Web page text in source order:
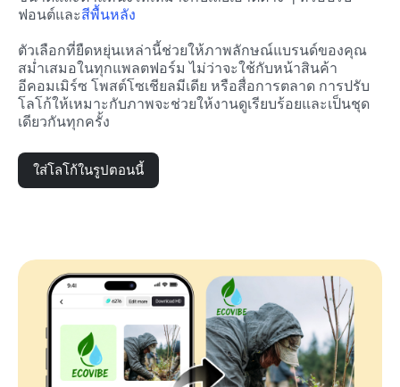
ฟอนต์และสีพื้นหลัง
ตัวเลือกที่ยืดหยุ่นเหล่านี้ช่วยให้ภาพลักษณ์แบรนด์ของคุณ
สม่ำเสมอในทุกแพลตฟอร์ม ไม่ว่าจะใช้กับหน้าสินค้า
อีคอมเมิร์ซ โพสต์โซเชียลมีเดีย หรือสื่อการตลาด การปรับ
โลโก้ให้เหมาะกับภาพจะช่วยให้งานดูเรียบร้อยและเป็นชุด
เดียวกันทุกครั้ง
ใส่โลโก้ในรูปตอนนี้